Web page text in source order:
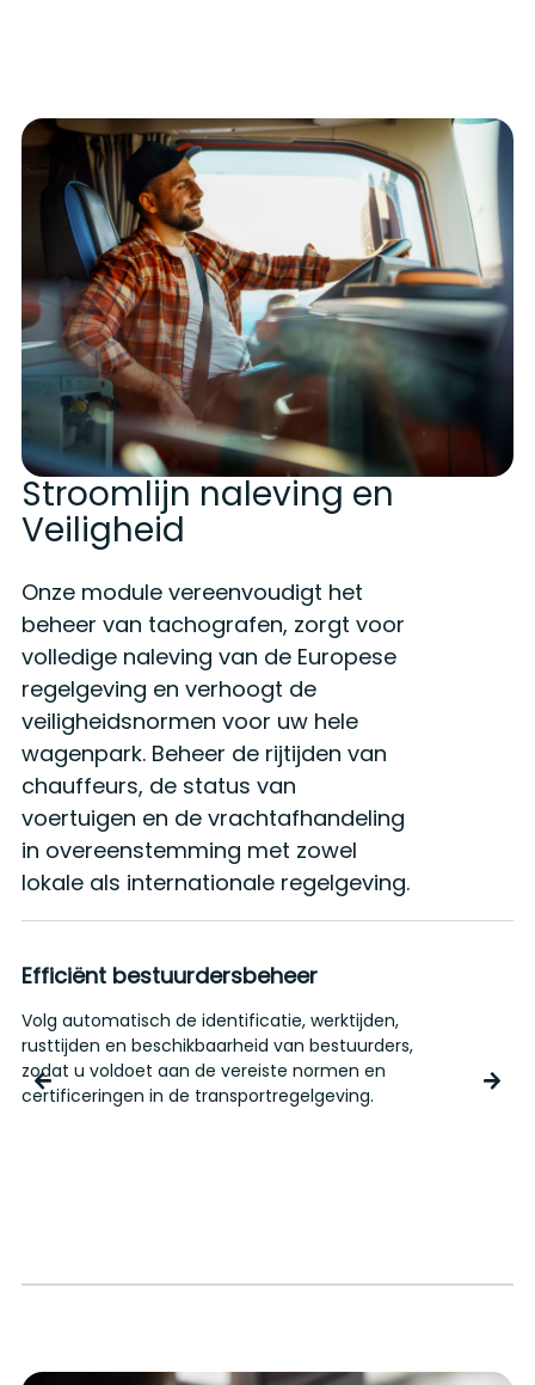
Stroomlijn naleving en
Veiligheid
Onze module vereenvoudigt het
beheer van tachografen, zorgt voor
volledige naleving van de Europese
regelgeving en verhoogt de
veiligheidsnormen voor uw hele
wagenpark. Beheer de rijtijden van
chauffeurs, de status van
voertuigen en de vrachtafhandeling
in overeenstemming met zowel
lokale als internationale regelgeving.
Efficiënt bestuurdersbeheer
Volg automatisch de identificatie, werktijden,
rusttijden en beschikbaarheid van bestuurders,
zodat u voldoet aan de vereiste normen en
certificeringen in de transportregelgeving.